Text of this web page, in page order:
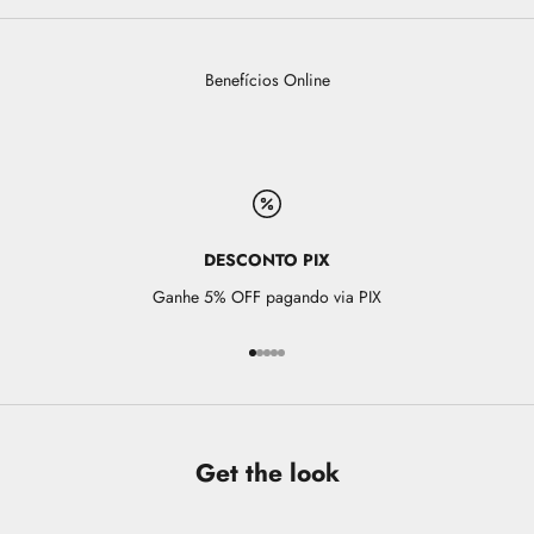
Benefícios Online
DESCONTO PIX
Ganhe 5% OFF pagando via PIX
Ir para item 1
Ir para item 2
Ir para item 3
Ir para item 4
Ir para item 5
Get the look